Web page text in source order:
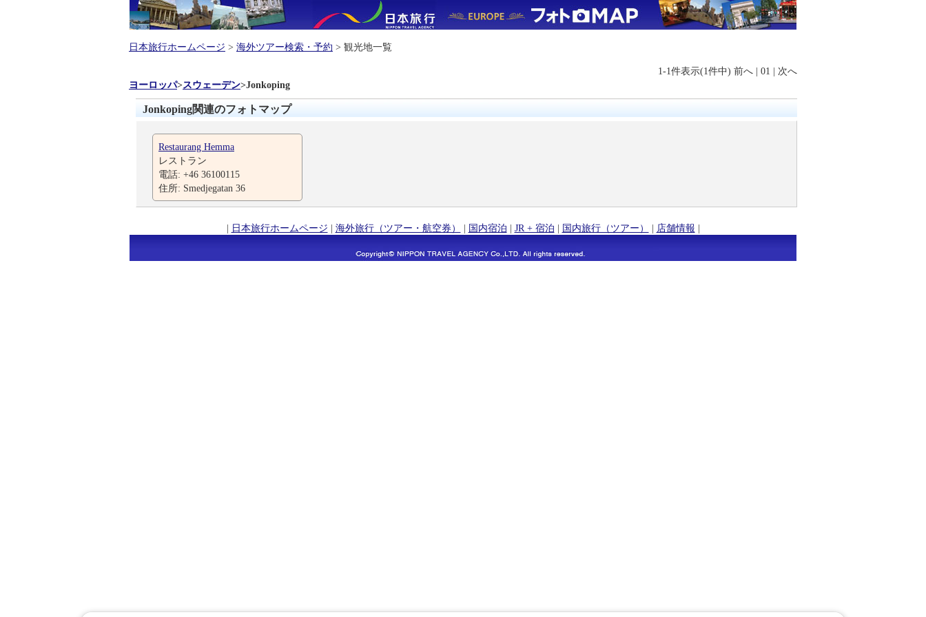
日本旅行ホームページ > 海外ツアー検索・予約 > 観光地一覧
1-1件表示(1件中) 前へ | 01 | 次へ
ヨーロッパ>スウェーデン>Jonkoping
Jonkoping関連のフォトマップ
Restaurang Hemma
レストラン
電話: +46 36100115
住所: Smedjegatan 36
| 日本旅行ホームページ | 海外旅行（ツアー・航空券） | 国内宿泊 | JR + 宿泊 | 国内旅行（ツアー） | 店舗情報 |